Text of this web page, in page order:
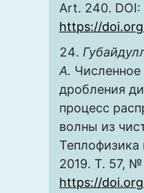
Art. 240. DOI:
https://
А. Численное
дробления
процесс
волны из
Теплофизика
2019. Т. 57,
https://